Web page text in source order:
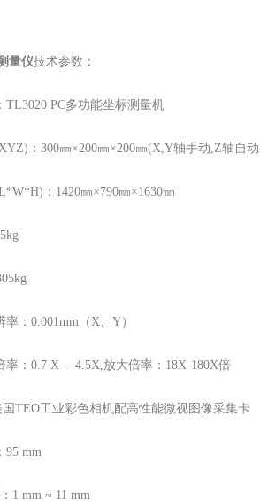
量仪技术参数：
TL3020 PC多功能坐标测量机
：300㎜×200㎜×200㎜(X,Y轴手动,Z轴自
：1420㎜×790㎜×1630㎜
：0.001mm（X、Y）
率：0.7 X -- 4.5X,放大倍率：18X-180X倍
TEO工业彩色相机配高性能微视图像采集卡
95 mm
1 mm ~ 11 mm